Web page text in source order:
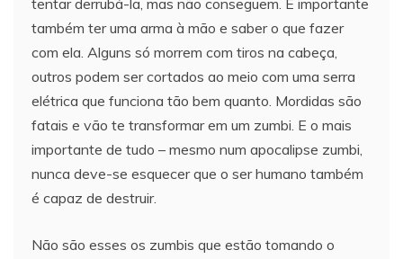
tentar derrubá-la, mas não conseguem. É importante
também ter uma arma à mão e saber o que fazer
com ela. Alguns só morrem com tiros na cabeça,
outros podem ser cortados ao meio com uma serra
elétrica que funciona tão bem quanto. Mordidas são
fatais e vão te transformar em um zumbi. E o mais
importante de tudo – mesmo num apocalipse zumbi,
nunca deve-se esquecer que o ser humano também
é capaz de destruir.
Não são esses os zumbis que estão tomando o